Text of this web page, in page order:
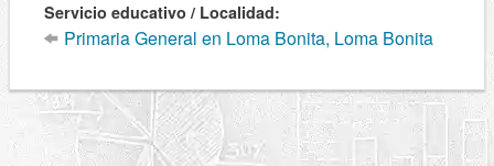
Servicio educativo / Localidad:
Primaria General en Loma Bonita, Loma Bonita